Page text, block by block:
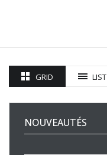
GRID LIST
NOUVEAUTÉS